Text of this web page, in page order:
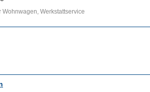
Städten.
können
Werkstattservice